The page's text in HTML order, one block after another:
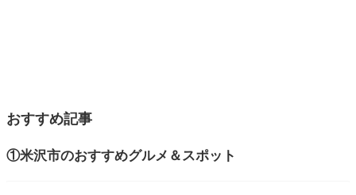
おすすめ記事
①米沢市のおすすめグルメ＆スポット